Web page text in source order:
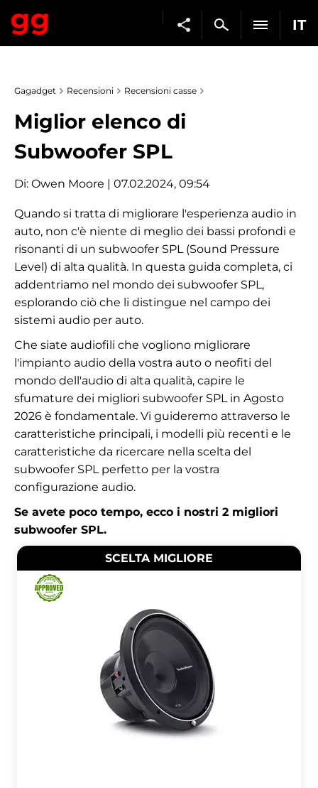
IT
Gagadget Recensioni Recensioni casse
Miglior elenco di
Subwoofer SPL
Di: Owen Moore | 07.02.2024, 09:54
Quando si tratta di migliorare l'esperienza audio in
auto, non c'è niente di meglio dei bassi profondi e
risonanti di un subwoofer SPL (Sound Pressure
Level) di alta qualità. In questa guida completa, ci
addentriamo nel mondo dei subwoofer SPL,
esplorando ciò che li distingue nel campo dei
sistemi audio per auto.
Che siate audiofili che vogliono migliorare
l'impianto audio della vostra auto o neofiti del
mondo dell'audio di alta qualità, capire le
sfumature dei migliori subwoofer SPL in Agosto
2026 è fondamentale. Vi guideremo attraverso le
caratteristiche principali, i modelli più recenti e le
caratteristiche da ricercare nella scelta del
subwoofer SPL perfetto per la vostra
configurazione audio.
Se avete poco tempo, ecco i nostri 2 migliori
subwoofer SPL.
SCELTA MIGLIORE